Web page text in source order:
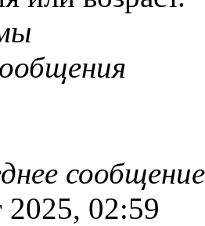
сообщение
2025, 02:59